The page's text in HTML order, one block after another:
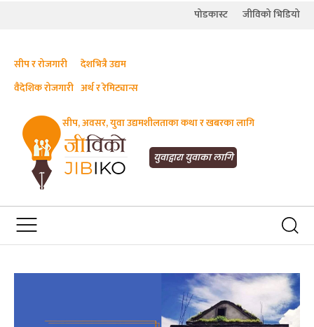
पोडकास्ट जीविको भिडियो
युवाद्वारा युवाका लागि
JIBIKO.COM
सीप, रोजगारी र अवसरका लागि जीविको
सीप, अवसर, युवा उद्यमशीलताका कथा र खबरका लागि
सीप र रोजगारी
देशभित्रै उद्यम
वैदेशिक रोजगारी अर्थ र रेमिट्यान्स